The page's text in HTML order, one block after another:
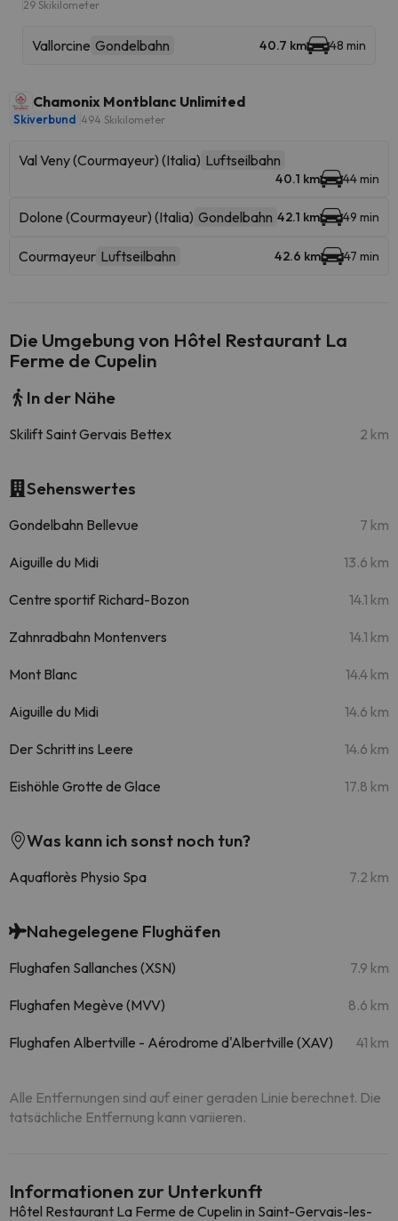
29 Skikilometer
Vallorcine Gondelbahn 40.7 km 48 min
Chamonix Montblanc Unlimited
Skiverbund 494 Skikilometer
Val Veny (Courmayeur) (Italia) Luftseilbahn
40.1 km 44 min
Dolone (Courmayeur) (Italia) Gondelbahn 42.1 km 49 min
Courmayeur Luftseilbahn 42.6 km 47 min
Die Umgebung von Hôtel Restaurant La
Ferme de Cupelin
In der Nähe
Skilift Saint Gervais Bettex 2 km
Sehenswertes
Gondelbahn Bellevue 7 km
Aiguille du Midi 13.6 km
Centre sportif Richard-Bozon 14.1 km
Zahnradbahn Montenvers 14.1 km
Mont Blanc 14.4 km
Aiguille du Midi 14.6 km
Der Schritt ins Leere 14.6 km
Eishöhle Grotte de Glace 17.8 km
Was kann ich sonst noch tun?
Aquaflorès Physio Spa 7.2 km
Nahegelegene Flughäfen
Flughafen Sallanches (XSN) 7.9 km
Flughafen Megève (MVV) 8.6 km
Flughafen Albertville - Aérodrome d'Albertville (XAV) 41 km
Alle Entfernungen sind auf einer geraden Linie berechnet. Die
tatsächliche Entfernung kann variieren.
Informationen zur Unterkunft
Hôtel Restaurant La Ferme de Cupelin in Saint-Gervais-les-